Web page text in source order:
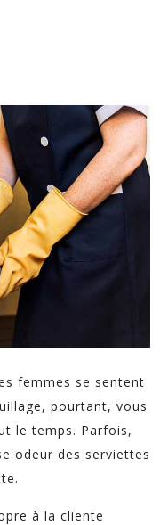
femmes se sentent
pourtant, vous
le temps. Parfois,
odeur des serviettes
à la cliente